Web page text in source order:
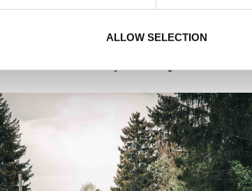
ALLOW SELECTION
monin tavoin. Etenkin it-alalla on